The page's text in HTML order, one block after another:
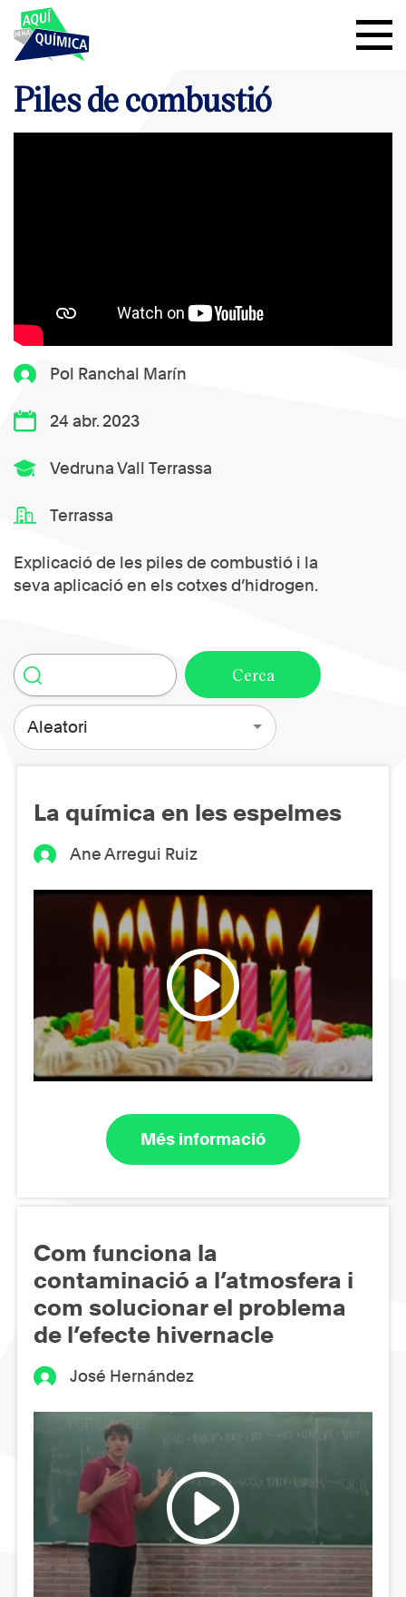
Pol Ranchal Marín
24 abr. 2023
Vedruna Vall Terrassa
Terrassa
Explicació de les piles de combustió i la
seva aplicació en els cotxes d’hidrogen.
Piles de combustió
Aleatori
La química en les espelmes
Ane Arregui Ruiz
Més informació
Com funciona la
contaminació a l’atmosfera i
com solucionar el problema
de l’efecte hivernacle
José Hernández